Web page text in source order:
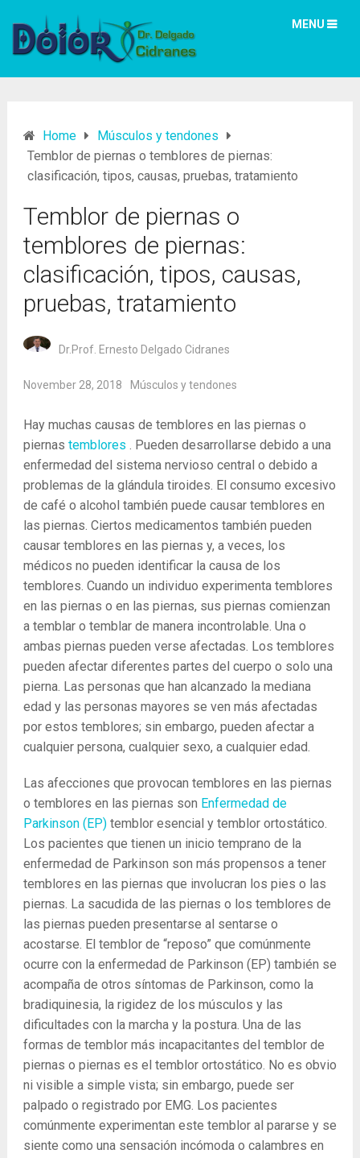
MENU
Home
Músculos y tendones
Temblor de piernas o temblores de piernas:
clasificación, tipos, causas, pruebas, tratamiento
Temblor de piernas o
temblores de piernas:
clasificación, tipos, causas,
pruebas, tratamiento
Dr.Prof. Ernesto Delgado Cidranes
November 28, 2018 Músculos y tendones
Hay muchas causas de temblores en las piernas o
piernas temblores . Pueden desarrollarse debido a una
enfermedad del sistema nervioso central o debido a
problemas de la glándula tiroides. El consumo excesivo
de café o alcohol también puede causar temblores en
las piernas. Ciertos medicamentos también pueden
causar temblores en las piernas y, a veces, los
médicos no pueden identificar la causa de los
temblores. Cuando un individuo experimenta temblores
en las piernas o en las piernas, sus piernas comienzan
a temblar o temblar de manera incontrolable. Una o
ambas piernas pueden verse afectadas. Los temblores
pueden afectar diferentes partes del cuerpo o solo una
pierna. Las personas que han alcanzado la mediana
edad y las personas mayores se ven más afectadas
por estos temblores; sin embargo, pueden afectar a
cualquier persona, cualquier sexo, a cualquier edad.
Las afecciones que provocan temblores en las piernas
o temblores en las piernas son Enfermedad de
Parkinson (EP) temblor esencial y temblor ortostático.
Los pacientes que tienen un inicio temprano de la
enfermedad de Parkinson son más propensos a tener
temblores en las piernas que involucran los pies o las
piernas. La sacudida de las piernas o los temblores de
las piernas pueden presentarse al sentarse o
acostarse. El temblor de “reposo” que comúnmente
ocurre con la enfermedad de Parkinson (EP) también se
acompaña de otros síntomas de Parkinson, como la
bradiquinesia, la rigidez de los músculos y las
dificultades con la marcha y la postura. Una de las
formas de temblor más incapacitantes del temblor de
piernas o piernas es el temblor ortostático. No es obvio
ni visible a simple vista; sin embargo, puede ser
palpado o registrado por EMG. Los pacientes
comúnmente experimentan este temblor al pararse y se
siente como una sensación incómoda o calambres en